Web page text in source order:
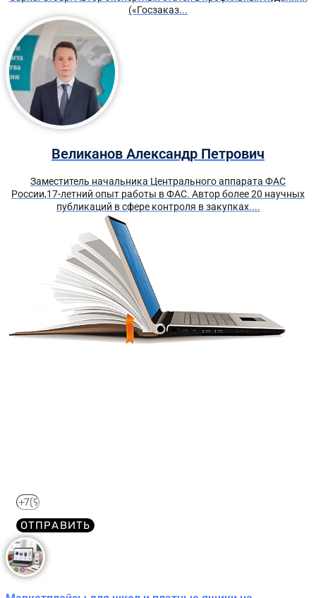
(«Госзаказ...
Великанов Александр Петрович
Заместитель начальника Центрального аппарата ФАС
России,17-летний опыт работы в ФАС. Автор более 20 научных
публикаций в сфере контроля в закупках....
ОТПРАВИТЬ